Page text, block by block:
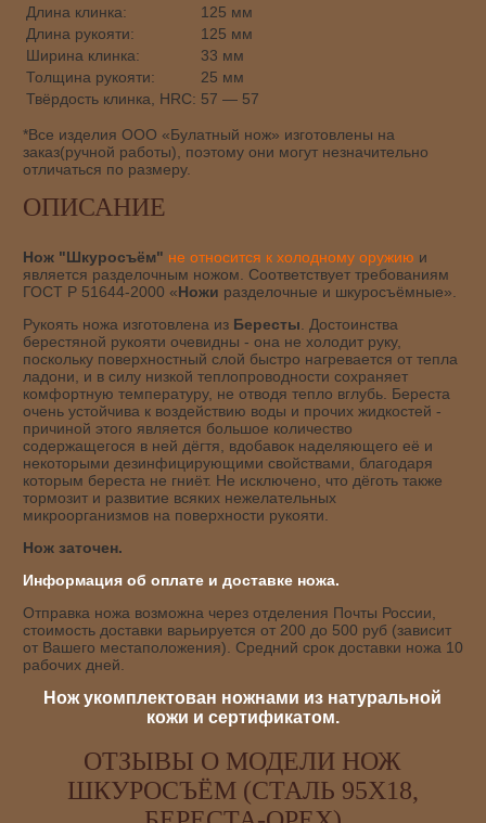
Длина клинка:
125 мм
Длина рукояти:
125 мм
Ширина клинка:
33 мм
Толщина рукояти:
25 мм
Твёрдость клинка, HRC: 57 — 57
*Все изделия ООО «Булатный нож» изготовлены на
заказ(ручной работы), поэтому они могут незначительно
отличаться по размеру.
ОПИСАНИЕ
Нож "Шкуросъём" не относится к холодному оружию и
является разделочным ножом. Соответствует требованиям
ГОСТ Р 51644-2000 «Ножи разделочные и шкуросъёмные».
Рукоять ножа изготовлена из Бересты . Достоинства
берестяной рукояти очевидны - она не холодит руку,
поскольку поверхностный слой быстро нагревается от тепла
ладони, и в силу низкой теплопроводности сохраняет
комфортную температуру, не отводя тепло вглубь. Береста
очень устойчива к воздействию воды и прочих жидкостей -
причиной этого является большое количество
содержащегося в ней дёгтя, вдобавок наделяющего её и
некоторыми дезинфицирующими свойствами, благодаря
которым береста не гниёт. Не исключено, что дёготь также
тормозит и развитие всяких нежелательных
микроорганизмов на поверхности рукояти.
Нож заточен.
Информация об оплате и доставке ножа.
Отправка ножа возможна через отделения Почты России,
стоимость доставки варьируется от 200 до 500 руб (зависит
от Вашего местаположения). Средний срок доставки ножа 10
рабочих дней.
Нож укомплектован ножнами из натуральной
кожи и сертификатом.
ОТЗЫВЫ О МОДЕЛИ НОЖ
ШКУРОСЪЁМ (СТАЛЬ 95Х18,